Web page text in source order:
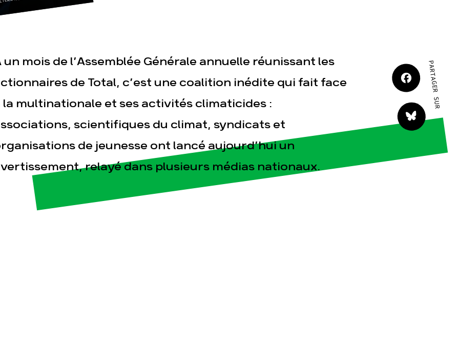
Publications Contact
PARIS - LES AMIS DE LA
un mois de l’Assemblée Générale annuelle réunissant les
de Total, c’est une coalition inédite qui fait face
la multinationale et ses activités climaticides :
scientifiques du climat, syndicats et
de jeunesse ont lancé aujourd’hui un
relayé dans plusieurs médias nationaux.
PARTAGER SUR